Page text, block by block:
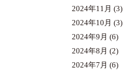
2024年11月 (3)
2024年10月 (3)
2024年9月 (6)
2024年8月 (2)
2024年7月 (6)